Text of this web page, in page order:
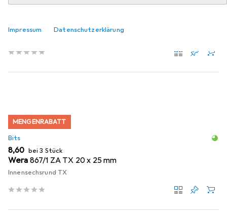
Impressum Datenschutzerklärung
Innensechsrund TX
MENGENRABATT
Bits
EUR
8,60 bei 3 Stück
Wera 867/1 ZA TX 20 x 25 mm
Innensechsrund TX